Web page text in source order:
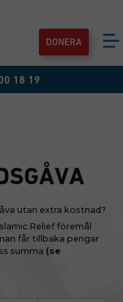
DONERA
18 19
utan extra kostnad?
Relief föremål
får tillbaka pengar
summa (se